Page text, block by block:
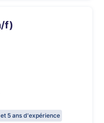
f)
et 5 ans d'expérience